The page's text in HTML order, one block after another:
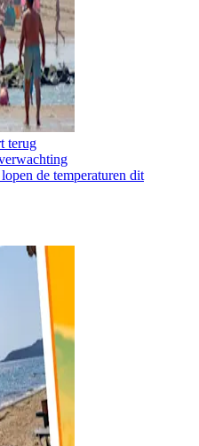
terug
de temperaturen dit